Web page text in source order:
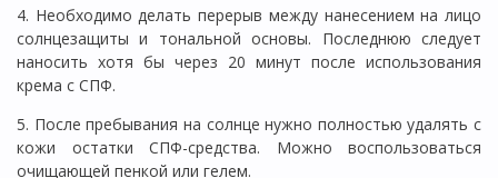
4. Необходимо делать перерыв между нанесением на лицо
солнцезащиты и тональной основы. Последнюю следует
наносить хотя бы через 20 минут после использования
крема с СПФ.
5. После пребывания на солнце нужно полностью удалять с
кожи остатки СПФ-средства. Можно воспользоваться
очищающей пенкой или гелем.